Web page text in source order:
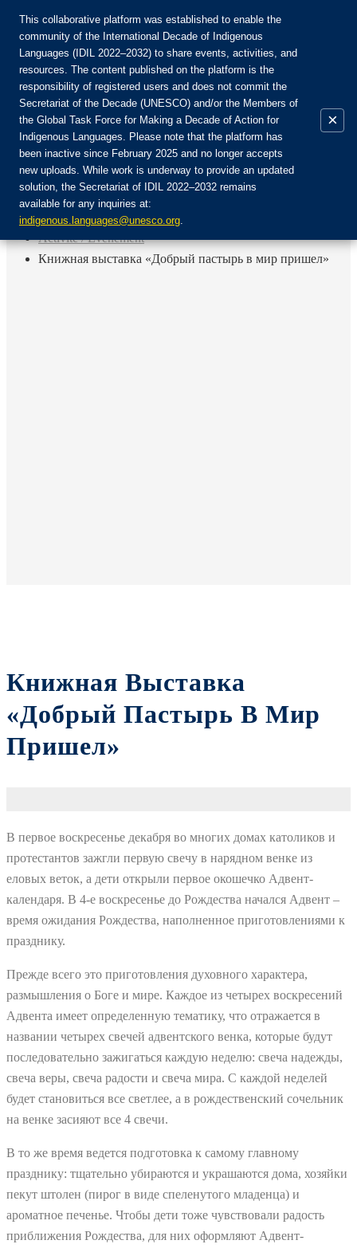
Rejoignez la communauté :
Login
FR
EN
ES
RU
Accueil
Activité / Événement
Книжная выставка «Добрый пастырь в мир пришел»
Книжная Выставка
«Добрый Пастырь В Мир
Пришел»
В первое воскресенье декабря во многих домах католиков и
протестантов зажгли первую свечу в нарядном венке из
еловых веток, а дети открыли первое окошечко Адвент-
календаря. В 4-е воскресенье до Рождества начался Адвент –
время ожидания Рождества, наполненное приготовлениями к
празднику.
Прежде всего это приготовления духовного характера,
размышления о Боге и мире. Каждое из четырех воскресений
Адвента имеет определенную тематику, что отражается в
названии четырех свечей адвентского венка, которые будут
последовательно зажигаться каждую неделю: свеча надежды,
свеча веры, свеча радости и свеча мира. С каждой неделей
будет становиться все светлее, а в рождественский сочельник
на венке засияют все 4 свечи.
В то же время ведется подготовка к самому главному
празднику: тщательно убираются и украшаются дома, хозяйки
пекут штолен (пирог в виде спеленутого младенца) и
ароматное печенье. Чтобы дети тоже чувствовали радость
приближения Рождества, для них оформляют Адвент-
This collaborative platform was established to enable the
community of the International Decade of Indigenous
Languages (IDIL 2022–2032) to share events, activities, and
resources. The content published on the platform is the
responsibility of registered users and does not commit the
Secretariat of the Decade (UNESCO) and/or the Members of
the Global Task Force for Making a Decade of Action for
Indigenous Languages. Please note that the platform has
been inactive since February 2025 and no longer accepts
new uploads. While work is underway to provide an updated
solution, the Secretariat of IDIL 2022–2032 remains
available for any inquiries at:
indigenous.languages@unesco.org.
×